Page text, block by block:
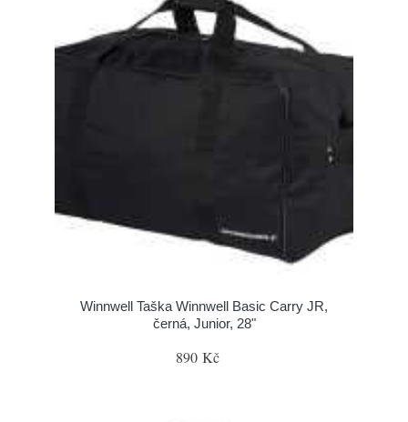
Winnwell Taška Winnwell Basic Carry JR,
černá, Junior, 28"
890 Kč